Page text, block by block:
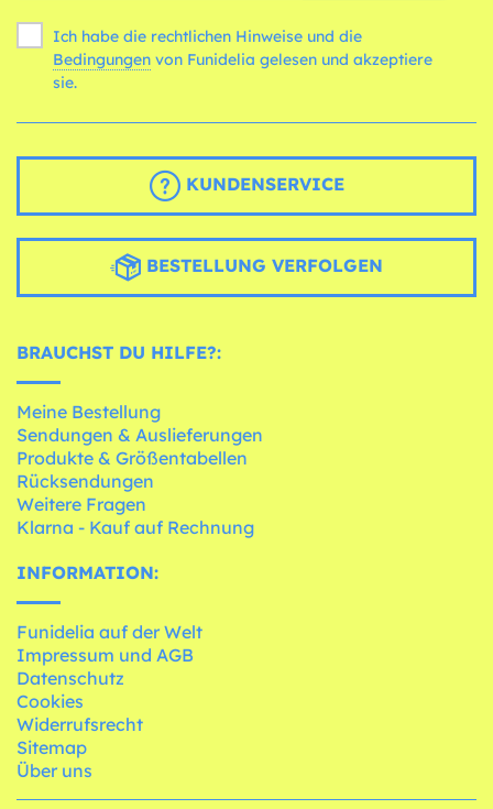
Ich habe die rechtlichen Hinweise und die
Bedingungen
sie.
KUNDENSERVICE
BESTELLUNG VERFOLGEN
BRAUCHST DU HILFE?:
Meine Bestellung
Sendungen & Auslieferungen
Produkte & Größentabellen
Rücksendungen
Weitere Fragen
Klarna - Kauf auf Rechnung
INFORMATION:
Funidelia auf der Welt
Impressum und AGB
Datenschutz
Cookies
Widerrufsrecht
Sitemap
Über uns